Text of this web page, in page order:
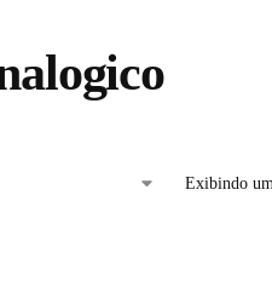
Exibindo